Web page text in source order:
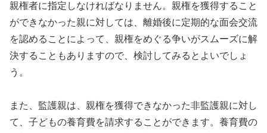
親権者に指定しなければなりません。親権を獲得すること
ができなかった親に対しては、離婚後に定期的な面会交流
を認めることによって、親権をめぐる争いがスムーズに解
決することもありますので、検討してみるとよいでしょ
う。
また、監護親は、親権を獲得できなかった非監護親に対し
て、子どもの養育費を請求することができます。養育費の